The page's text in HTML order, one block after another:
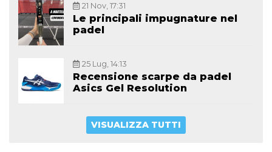
21 Nov, 17:31
Le principali impugnature nel
padel
25 Lug, 14:13
Recensione scarpe da padel
Asics Gel Resolution
VISUALIZZA TUTTI